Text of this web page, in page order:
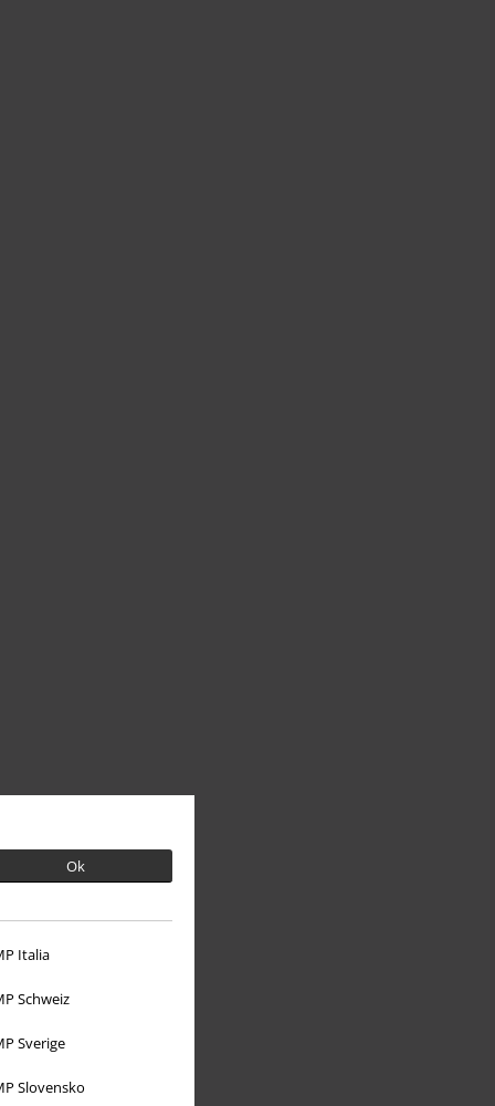
Ok
Italia
Schweiz
Sverige
Slovensko